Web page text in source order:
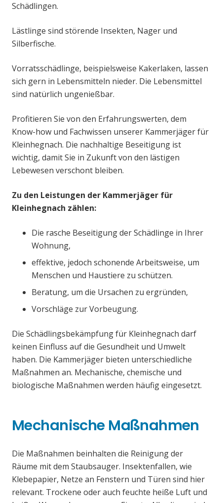
Schädlingen.
Lästlinge sind störende Insekten, Nager und
Silberfische.
Vorratsschädlinge, beispielsweise Kakerlaken, lassen
sich gern in Lebensmitteln nieder. Die Lebensmittel
sind natürlich ungenießbar.
Profitieren Sie von den Erfahrungswerten, dem
Know-how und Fachwissen unserer Kammerjäger für
Kleinhegnach. Die nachhaltige Beseitigung ist
wichtig, damit Sie in Zukunft von den lästigen
Lebewesen verschont bleiben.
Zu den Leistungen der Kammerjäger für
Kleinhegnach zählen:
Die rasche Beseitigung der Schädlinge in Ihrer
Wohnung,
effektive, jedoch schonende Arbeitsweise, um
Menschen und Haustiere zu schützen.
Beratung, um die Ursachen zu ergründen,
Vorschläge zur Vorbeugung.
Die Schädlingsbekämpfung für Kleinhegnach darf
keinen Einfluss auf die Gesundheit und Umwelt
haben. Die Kammerjäger bieten unterschiedliche
Maßnahmen an. Mechanische, chemische und
biologische Maßnahmen werden häufig eingesetzt.
Mechanische Maßnahmen
Die Maßnahmen beinhalten die Reinigung der
Räume mit dem Staubsauger. Insektenfallen, wie
Klebepapier, Netze an Fenstern und Türen sind hier
relevant. Trockene oder auch feuchte heiße Luft und